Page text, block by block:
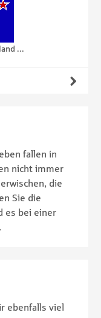
...
1
fallen in
nicht immer
die
Sie die
es bei einer
ebenfalls viel